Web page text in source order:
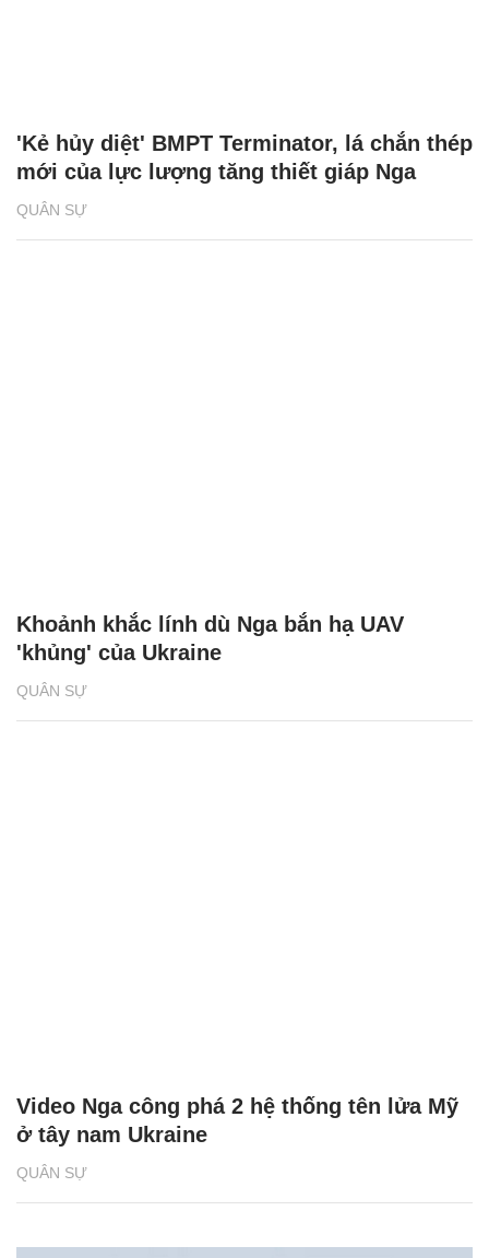
QUÂN SỰ
'Kẻ hủy diệt' BMPT Terminator, lá chắn thép
mới của lực lượng tăng thiết giáp Nga
QUÂN SỰ
Khoảnh khắc lính dù Nga bắn hạ UAV
'khủng' của Ukraine
QUÂN SỰ
Video Nga công phá 2 hệ thống tên lửa Mỹ
ở tây nam Ukraine